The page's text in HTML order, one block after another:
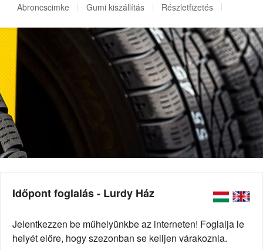
Abroncscimke
Gumi kiszállítás Részletfizetés
Időpont foglalás - Lurdy Ház
Jelentkezzen be műhelyünkbe az interneten! Foglalja le
helyét előre, hogy szezonban se kelljen várakoznia.